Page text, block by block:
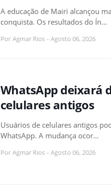
A educação de Mairi alcançou
conquista. Os resultados do Ín…
Por Agmar Rios - Agosto 06, 2026
WhatsApp deixará
celulares antigos
Usuários de celulares antigos
WhatsApp. A mudança ocor…
Por Agmar Rios - Agosto 06, 2026